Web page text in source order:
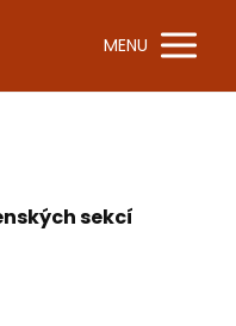
MENU
sekcí